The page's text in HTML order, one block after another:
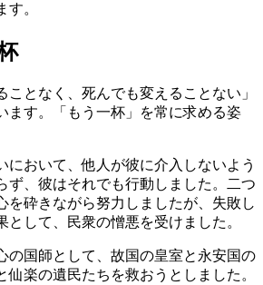
。
ことなく、死んでも変えることない」
ます。「もう一杯」を常に求める姿
において、他人が彼に介入しないよう
ず、彼はそれでも行動しました。二つ
を砕きながら努力しましたが、失敗し
として、民衆の憎悪を受けました。
の国師として、故国の皇室と永安国の
仙楽の遺民たちを救おうとしました。